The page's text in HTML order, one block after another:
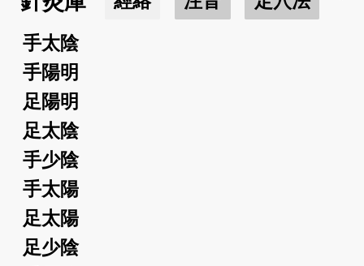
手太陰
手陽明
足陽明
足太陰
手少陰
手太陽
足太陽
足少陰